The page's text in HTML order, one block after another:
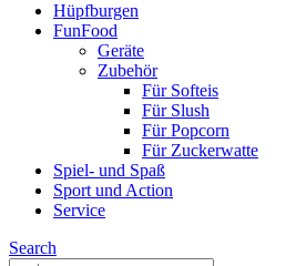
Hüpfburgen
FunFood
Geräte
Zubehör
Für Softeis
Für Slush
Für Popcorn
Für Zuckerwatte
Spiel- und Spaß
Sport und Action
Service
Search